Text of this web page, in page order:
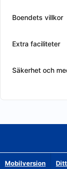
Boendets villkor
Extra faciliteter
Säkerhet och
Mobilversion